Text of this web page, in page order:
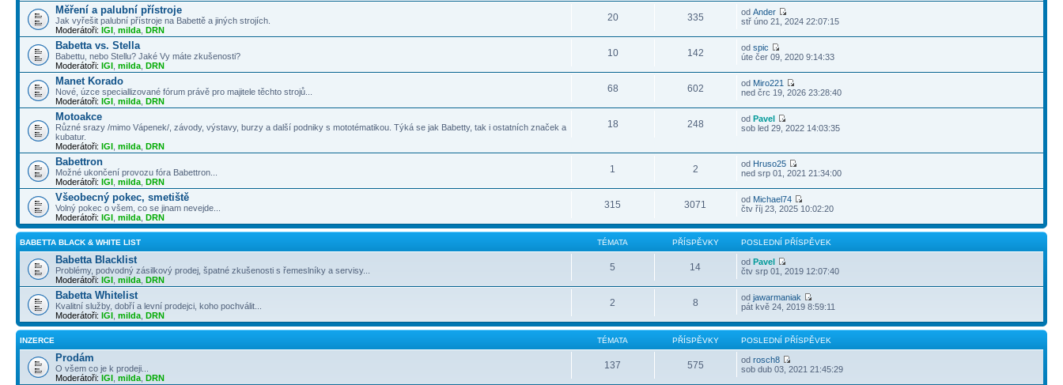
Měření a palubní přístroje
Jak vyřešit palubní přístroje na Babettě a jiných strojích.
Moderátoři: IGI milda DRN
20 335 odAnder
stř úno 21, 2024 22:07:15
Babetta vs. Stella
Babettu, nebo Stellu? Jaké Vy máte zkušenosti?
Moderátoři: IGI milda DRN
10 142 odspic
úte čer 09, 2020 9:14:33
Manet Korado
Nové, úzce speciallizované fórum právě pro majitele těchto strojů...
Moderátoři: IGI milda DRN
68 602 od Miro221
ned črc 19, 2026 23:28:40
Motoakce
Různé srazy /mimo Vápenek/, závody, výstavy, burzy a další podniky s mototématikou. Týká se jak Babetty, tak i ostatních značek a
kubatur.
Moderátoři: IGI milda DRN
18 248 odPavel
sob led 29, 2022 14:03:35
Babettron
Možné ukončení provozu fóra Babettron...
Moderátoři: IGI milda DRN
1 2 od Hruso25
ned srp 01, 2021 21:34:00
Všeobecný pokec, smetiště
Volný pokec o všem, co se jinam nevejde...
Moderátoři: IGI milda DRN
315 3071 od Michael74
čtv říj 23, 2025 10:02:20
BABETTA BLACK & WHITE LIST TÉMATA PŘÍSPĚVKY POSLEDNÍ PŘÍSPĚVEK
Babetta Blacklist
Problémy, podvodný zásilkový prodej, špatné zkušenosti s řemeslníky a servisy...
Moderátoři: IGI milda DRN
5 14 odPavel
čtv srp 01, 2019 12:07:40
Babetta Whitelist
Kvalitní služby, dobří a levní prodejci, koho pochválit...
Moderátoři: IGI milda DRN
2 8 odjawarmaniak
pát kvě 24, 2019 8:59:11
INZERCE TÉMATA PŘÍSPĚVKY POSLEDNÍ PŘÍSPĚVEK
Prodám
O všem co je k prodeji...
Moderátoři: IGI milda DRN
137 575 odrosch8
sob dub 03, 2021 21:45:29